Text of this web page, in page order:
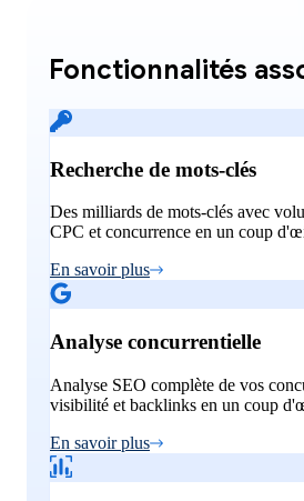
Fonctionnalités
Recherche de mots-clés
Des milliards de mots-clés avec
CPC et concurrence en un coup
En savoir plus
Analyse concurrentielle
Analyse SEO complète de vos
visibilité et backlinks en un coup
En savoir plus